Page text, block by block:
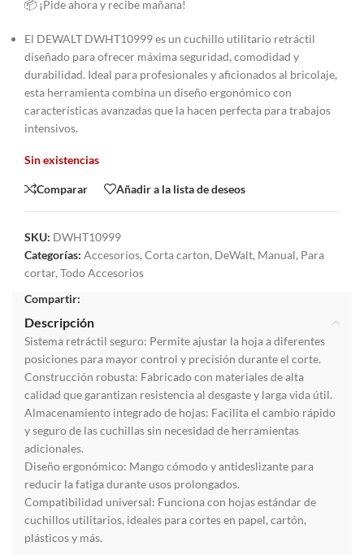
📦 ¡Pide ahora y recibe mañana!
El DEWALT DWHT10999 es un cuchillo utilitario retráctil
diseñado para ofrecer máxima seguridad, comodidad y
durabilidad. Ideal para profesionales y aficionados al bricolaje,
esta herramienta combina un diseño ergonómico con
características avanzadas que la hacen perfecta para trabajos
intensivos.
Sin existencias
Comparar Añadir a la lista de deseos
SKU: DWHT10999
Categorías: Accesorios, Corta carton, DeWalt, Manual, Para
cortar, Todo Accesorios
Compartir:
Descripción
Sistema retráctil seguro: Permite ajustar la hoja a diferentes
posiciones para mayor control y precisión durante el corte.
Construcción robusta: Fabricado con materiales de alta
calidad que garantizan resistencia al desgaste y larga vida útil.
Almacenamiento integrado de hojas: Facilita el cambio rápido
y seguro de las cuchillas sin necesidad de herramientas
adicionales.
Diseño ergonómico: Mango cómodo y antideslizante para
reducir la fatiga durante usos prolongados.
Compatibilidad universal: Funciona con hojas estándar de
cuchillos utilitarios, ideales para cortes en papel, cartón,
plásticos y más.